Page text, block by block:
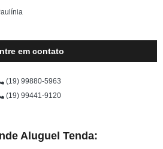
em contato
(19) 99880-5963
(19) 99441-9120
Aluguel Tenda: